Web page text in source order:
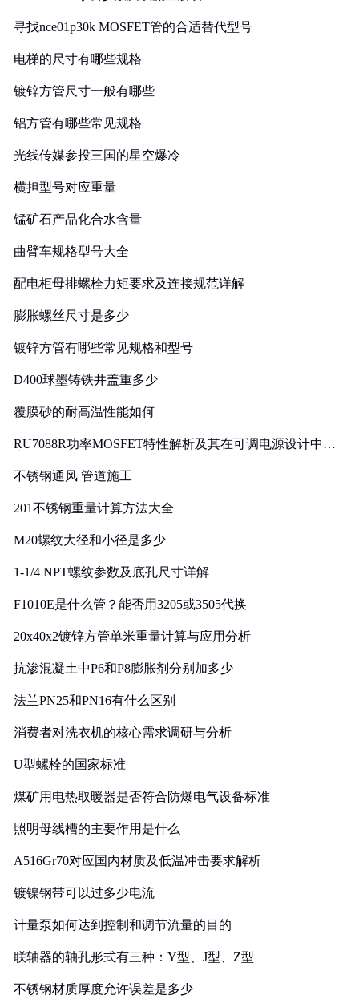
寻找nce01p30k MOSFET管的合适替代型号
电梯的尺寸有哪些规格
镀锌方管尺寸一般有哪些
铝方管有哪些常见规格
光线传媒参投三国的星空爆冷
横担型号对应重量
锰矿石产品化合水含量
曲臂车规格型号大全
配电柜母排螺栓力矩要求及连接规范详解
膨胀螺丝尺寸是多少
镀锌方管有哪些常见规格和型号
D400球墨铸铁井盖重多少
覆膜砂的耐高温性能如何
RU7088R功率MOSFET特性解析及其在可调电源设计中的
不锈钢通风 管道施工
201不锈钢重量计算方法大全
M20螺纹大径和小径是多少
1-1/4 NPT螺纹参数及底孔尺寸详解
F1010E是什么管？能否用3205或3505代换
20x40x2镀锌方管单米重量计算与应用分析
抗渗混凝土中P6和P8膨胀剂分别加多少
法兰PN25和PN16有什么区别
消费者对洗衣机的核心需求调研与分析
U型螺栓的国家标准
煤矿用电热取暖器是否符合防爆电气设备标准
照明母线槽的主要作用是什么
A516Gr70对应国内材质及低温冲击要求解析
镀镍钢带可以过多少电流
计量泵如何达到控制和调节流量的目的
联轴器的轴孔形式有三种：Y型、J型、Z型
不锈钢材质厚度允许误差是多少